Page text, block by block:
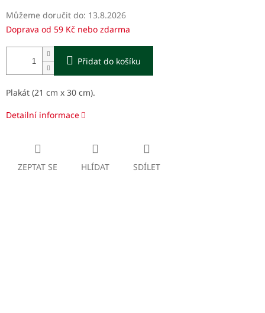
Můžeme doručit do: 13.8.2026
Doprava od 59 Kč nebo zdarma
Přidat do košíku
Plakát (21 cm x 30 cm).
Detailní informace
ZEPTAT SE HLÍDAT SDÍLET